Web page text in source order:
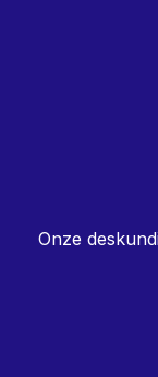
Onze